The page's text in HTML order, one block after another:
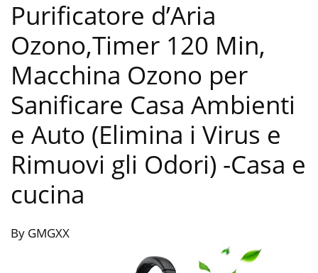
Purificatore d’Aria
Ozono,Timer 120 Min,
Macchina Ozono per
Sanificare Casa Ambienti
e Auto (Elimina i Virus e
Rimuovi gli Odori) -Casa e
cucina
By GMGXX